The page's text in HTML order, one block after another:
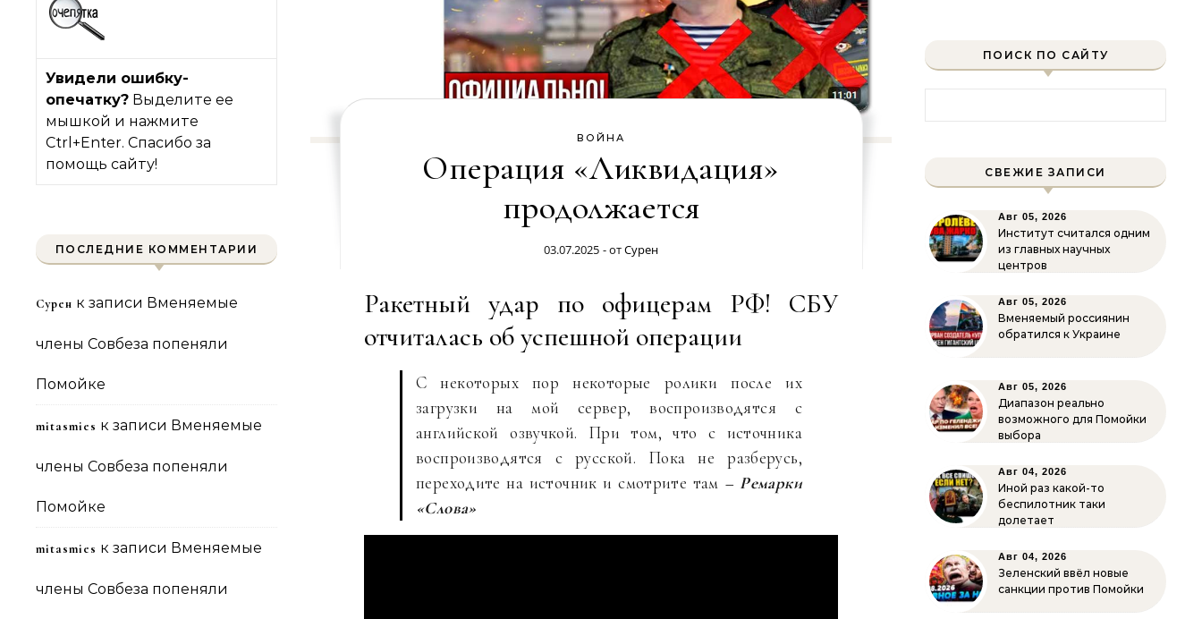
Увидели ошибку-
опечатку? Выделите ее
мышкой и нажмите
Ctrl+Enter. Спасибо за
помощь сайту!
ПОСЛЕДНИЕ КОММЕНТАРИИ
Сурен к записи Вменяемые
члены Совбеза попеняли
Помойке
mitasmies к записи Вменяемые
члены Совбеза попеняли
Помойке
mitasmies к записи Вменяемые
члены Совбеза попеняли
ВОЙНА
Операция «Ликвидация»
продолжается
03.07.2025 - отСурен
Ракетный удар по офицерам РФ! СБУ
отчиталась об успешной операции
С некоторых пор некоторые ролики после их
загрузки на мой сервер, воспроизводятся с
английской озвучкой. При том, что с источника
воспроизводятся с русской. Пока не разберусь,
переходите на источник и смотрите там – Ремарки
«Слова»
ПОИСК ПО САЙТУ
СВЕЖИЕ ЗАПИСИ
Авг 05, 2026
Институт считался одним
из главных научных
центров
Авг 05, 2026
Вменяемый россиянин
обратился к Украине
Авг 05, 2026
Диапазон реально
возможного для Помойки
выбора
Авг 04, 2026
Иной раз какой-то
беспилотник таки
долетает
Авг 04, 2026
Зеленский ввёл новые
санкции против Помойки